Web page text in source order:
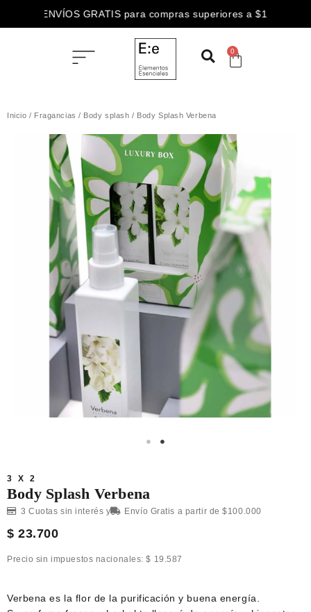
3 CUOTAS SIN INTERÉS abonando con
0
Inicio / Fragancias / Body splash / Body Splash Verbena
3 X 2
Body Splash Verbena
3 Cuotas sin interés y Envío Gratis a partir de $100.000
$ 23.700
Precio sin impuestos nacionales:$ 19.587
Verbena es la flor de la purificación y buena energía.